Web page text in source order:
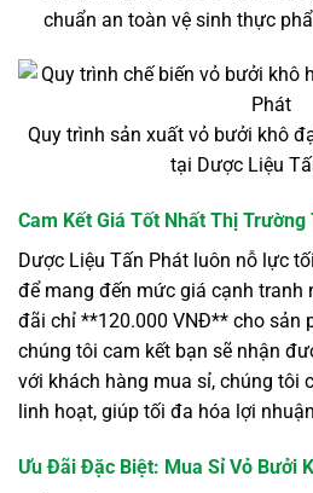
chuẩn an toàn vệ sinh thực
Quy trình sản xuất vỏ bưởi khô
tại Dược Liệu
Cam Kết Giá Tốt Nhất Thị Trường
Dược Liệu Tấn Phát luôn nỗ lực
để mang đến mức giá cạnh tranh
đãi chỉ **120.000 VNĐ** cho sản
chúng tôi cam kết bạn sẽ nhận
với khách hàng mua sỉ, chúng tôi
linh hoạt, giúp tối đa hóa lợi
Ưu Đãi Đặc Biệt: Mua Sỉ Vỏ Bưởi